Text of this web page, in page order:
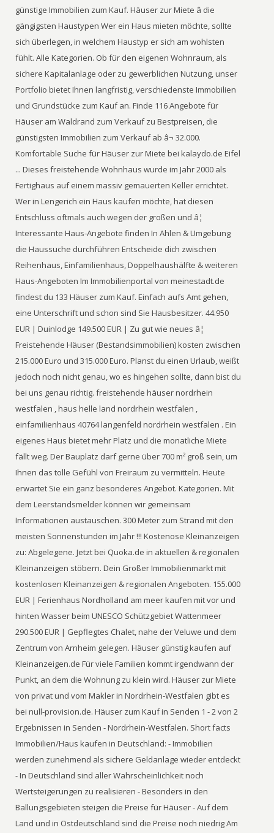
günstige Immobilien zum Kauf. Häuser zur Miete â die
gängigsten Haustypen Wer ein Haus mieten möchte, sollte
sich überlegen, in welchem Haustyp er sich am wohlsten
fühlt. Alle Kategorien. Ob für den eigenen Wohnraum, als
sichere Kapitalanlage oder zu gewerblichen Nutzung, unser
Portfolio bietet Ihnen langfristig, verschiedenste Immobilien
und Grundstücke zum Kauf an. Finde 116 Angebote für
Häuser am Waldrand zum Verkauf zu Bestpreisen, die
günstigsten Immobilien zum Verkauf ab â¬ 32.000.
Komfortable Suche für Häuser zur Miete bei kalaydo.de Eifel
... Dieses freistehende Wohnhaus wurde im Jahr 2000 als
Fertighaus auf einem massiv gemauerten Keller errichtet.
Wer in Lengerich ein Haus kaufen möchte, hat diesen
Entschluss oftmals auch wegen der großen und â¦
Interessante Haus-Angebote finden In Ahlen & Umgebung
die Haussuche durchführen Entscheide dich zwischen
Reihenhaus, Einfamilienhaus, Doppelhaushälfte & weiteren
Haus-Angeboten Im Immobilienportal von meinestadt.de
findest du 133 Häuser zum Kauf. Einfach aufs Amt gehen,
eine Unterschrift und schon sind Sie Hausbesitzer. 44.950
EUR | Duinlodge 149.500 EUR | Zu gut wie neues â¦
Freistehende Häuser (Bestandsimmobilien) kosten zwischen
215.000 Euro und 315.000 Euro. Planst du einen Urlaub, weißt
jedoch noch nicht genau, wo es hingehen sollte, dann bist du
bei uns genau richtig. freistehende häuser nordrhein
westfalen , haus helle land nordrhein westfalen ,
einfamilienhaus 40764 langenfeld nordrhein westfalen . Ein
eigenes Haus bietet mehr Platz und die monatliche Miete
fällt weg. Der Bauplatz darf gerne über 700 m² groß sein, um
Ihnen das tolle Gefühl von Freiraum zu vermitteln. Heute
erwartet Sie ein ganz besonderes Angebot. Kategorien. Mit
dem Leerstandsmelder können wir gemeinsam
Informationen austauschen. 300 Meter zum Strand mit den
meisten Sonnenstunden im Jahr !!! Kostenose Kleinanzeigen
zu: Abgelegene. Jetzt bei Quoka.de in aktuellen & regionalen
Kleinanzeigen stöbern. Dein Großer Immobilienmarkt mit
kostenlosen Kleinanzeigen & regionalen Angeboten. 155.000
EUR | Ferienhaus Nordholland am meer kaufen mit vor und
hinten Wasser beim UNESCO Schützgebiet Wattenmeer
290.500 EUR | Gepflegtes Chalet, nahe der Veluwe und dem
Zentrum von Arnheim gelegen. Häuser günstig kaufen auf
Kleinanzeigen.de Für viele Familien kommt irgendwann der
Punkt, an dem die Wohnung zu klein wird. Häuser zur Miete
von privat und vom Makler in Nordrhein-Westfalen gibt es
bei null-provision.de. Häuser zum Kauf in Senden 1 - 2 von 2
Ergebnissen in Senden - Nordrhein-Westfalen. Short facts
Immobilien/Haus kaufen in Deutschland: - Immobilien
werden zunehmend als sichere Geldanlage wieder entdeckt
- In Deutschland sind aller Wahrscheinlichkeit noch
Wertsteigerungen zu realisieren - Besonders in den
Ballungsgebieten steigen die Preise für Häuser - Auf dem
Land und in Ostdeutschland sind die Preise noch niedrig Am